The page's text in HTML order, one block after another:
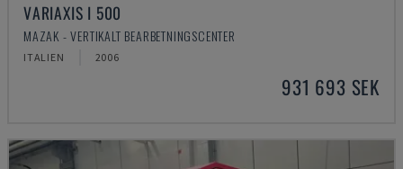
VARIAXIS I 500
MAZAK - VERTIKALT BEARBETNINGSCENTER
ITALIEN 2006
931 693 SEK